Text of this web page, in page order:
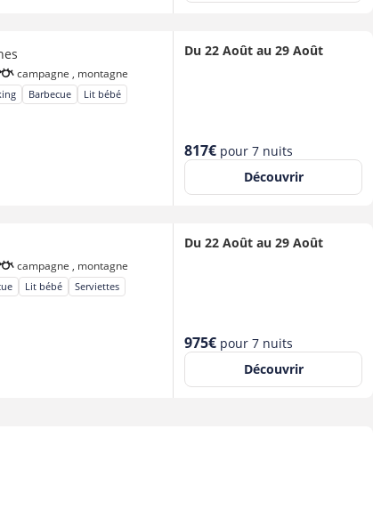
campagne , montagne
Barbecue
Lit bébé
Du 22 Août au 29 Août
Nouveau
prix
817€ pour 7 nuits
Découvrir
campagne , montagne
Lit bébé Serviettes
Du 22 Août au 29 Août
Nouveau
prix
975€ pour 7 nuits
Découvrir